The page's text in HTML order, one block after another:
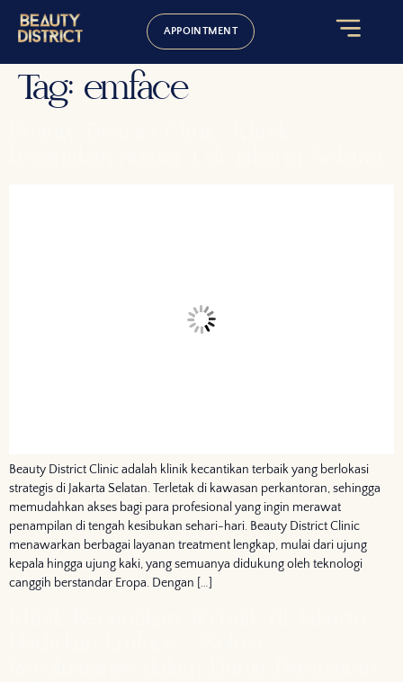
APPOINTMENT
Tag: emface
Beauty District Clinic adalah klinik kecantikan terbaik yang berlokasi
strategis di Jakarta Selatan. Terletak di kawasan perkantoran, sehingga
memudahkan akses bagi para profesional yang ingin merawat
penampilan di tengah kesibukan sehari-hari. Beauty District Clinic
menawarkan berbagai layanan treatment lengkap, mulai dari ujung
kepala hingga ujung kaki, yang semuanya didukung oleh teknologi
canggih berstandar Eropa. Dengan […]